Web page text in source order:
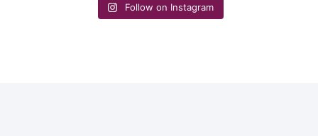
Follow on Instagram